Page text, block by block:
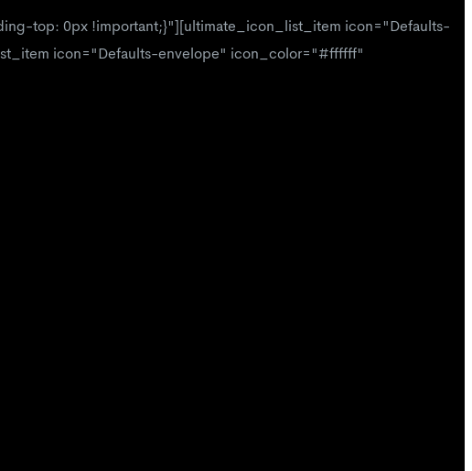
top: 0px !important;}"][ultimate_icon_list_item icon="Defaults-
icon="Defaults-envelope" icon_color="#ffffff"